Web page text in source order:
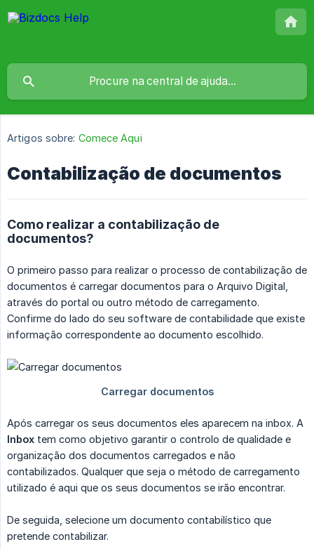
Artigos sobre: Comece Aqui
Contabilização de documentos
Como realizar a contabilização de
documentos?
O primeiro passo para realizar o processo de contabilização de
documentos é carregar documentos para o Arquivo Digital,
através do portal ou outro método de carregamento.
Confirme do lado do seu software de contabilidade que existe
informação correspondente ao documento escolhido.
Após carregar os seus documentos eles aparecem na inbox. A
Inbox tem como objetivo garantir o controlo de qualidade e
organização dos documentos carregados e não
contabilizados. Qualquer que seja o método de carregamento
utilizado é aqui que os seus documentos se irão encontrar.
De seguida, selecione um documento contabilístico que
pretende contabilizar.